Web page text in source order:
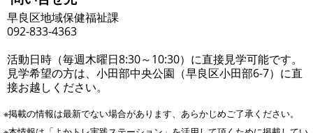
早良区地域保健福祉課
092-833-4363
活動日時（毎週木曜日8:30～10:30）に直接見学可能です。
見学希望の方は、小田部中央公園（早良区小田部6-7）に直
接お越しください。
※掲載の情報は最新でない場合があります、あらかじめご了承ください。